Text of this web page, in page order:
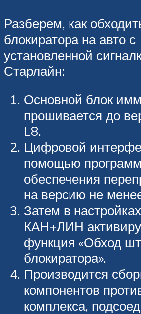
Разберем, как
блокиратора на авто с
установленной
Старлайн:
Основной блок
прошивается до
L8.
Цифровой
помощью
обеспечения
на версию не
Затем в
КАН+ЛИН
функция «Обход
блокиратора».
Производится
компонентов
комплекса,